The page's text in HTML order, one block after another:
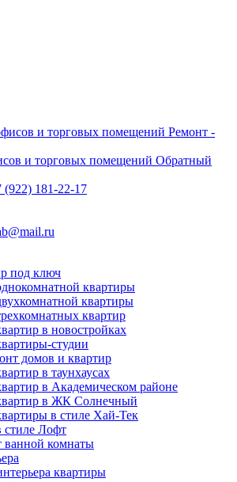
и торговых помещений Обратный
(922) 181-22-17
под ключ
квартиры
квартиры
квартир
в новостройках
студии
домов и квартир
в таунхаусах
в Академическом районе
в ЖК Солнечный
в стиле Хай-Тек
стиле Лофт
ванной комнаты
квартиры